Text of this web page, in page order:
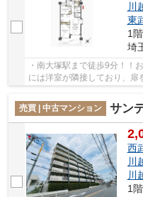
川
東
1
埼
・南大塚駅まで徒歩9分！！
には洋室が隣接しており、扉
売買 | 中古マンション
サン
西
川
川
1